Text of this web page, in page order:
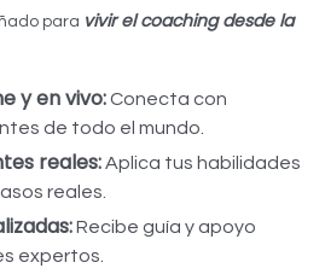
para vivir el coaching desde la
y en vivo:Conecta con
de todo el mundo.
reales:Aplica tus habilidades
reales.
Recibe guía y apoyo
expertos.